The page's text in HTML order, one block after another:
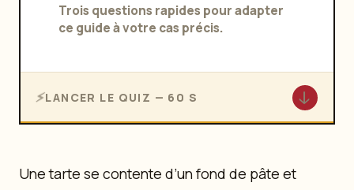
Trois questions rapides pour adapter
ce guide à votre cas précis.
LANCER LE QUIZ — 60 S ↓
Une tarte se contente d’un fond de pâte et